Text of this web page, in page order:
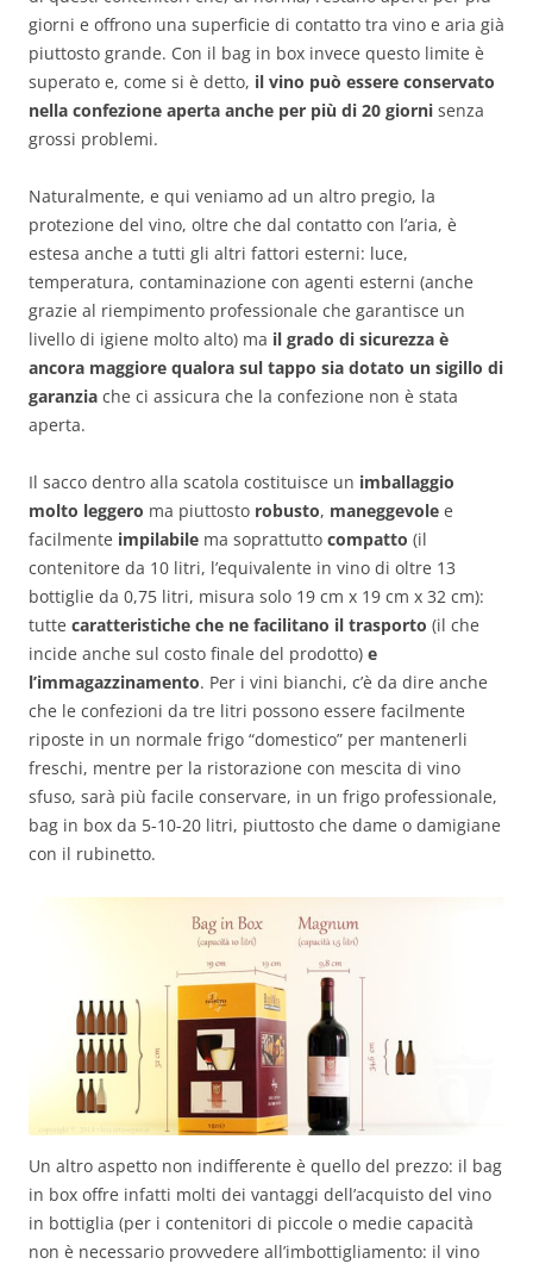
giorni e offrono una superficie di contatto tra vino e aria già
piuttosto grande. Con il bag in box invece questo limite è
superato e, come si è detto, il vino può essere conservato
nella confezione aperta anche per più di 20 giorni senza
grossi problemi.
Naturalmente, e qui veniamo ad un altro pregio, la
protezione del vino, oltre che dal contatto con l’aria, è
estesa anche a tutti gli altri fattori esterni: luce,
temperatura, contaminazione con agenti esterni (anche
grazie al riempimento professionale che garantisce un
livello di igiene molto alto) ma il grado di sicurezza è
ancora maggiore qualora sul tappo sia dotato un sigillo di
garanzia che ci assicura che la confezione non è stata
aperta.
Il sacco dentro alla scatola costituisce un imballaggio
molto leggero ma piuttosto robusto, maneggevole e
facilmente impilabile ma soprattutto compatto (il
contenitore da 10 litri, l’equivalente in vino di oltre 13
bottiglie da 0,75 litri, misura solo 19 cm x 19 cm x 32 cm):
tutte caratteristiche che ne facilitano il trasporto (il che
incide anche sul costo finale del prodotto) e
l’immagazzinamento. Per i vini bianchi, c’è da dire anche
che le confezioni da tre litri possono essere facilmente
riposte in un normale frigo “domestico” per mantenerli
freschi, mentre per la ristorazione con mescita di vino
sfuso, sarà più facile conservare, in un frigo professionale,
bag in box da 5-10-20 litri, piuttosto che dame o damigiane
con il rubinetto.
Un altro aspetto non indifferente è quello del prezzo: il bag
in box offre infatti molti dei vantaggi dell’acquisto del vino
in bottiglia (per i contenitori di piccole o medie capacità
non è necessario provvedere all’imbottigliamento: il vino